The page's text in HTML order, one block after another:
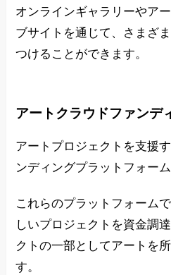
オンラインギャラリーやア
ブサイトを通じて、さまざ
つけることができます。
アートクラウドファンデ
アートプロジェクトを支援
ンディングプラットフォーム
これらのプラットフォーム
しいプロジェクトを資金調
クトの一部としてアートを
す。